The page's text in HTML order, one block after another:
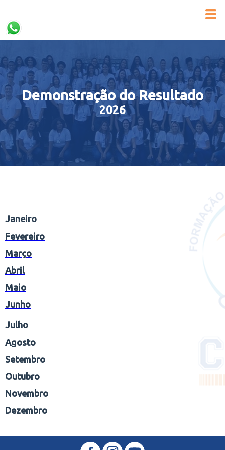
Demonstração do Resultado
2026
Janeiro
Fevereiro
Março
Abril
Maio
Junho
Julho
Agosto
Setembro
Outubro
Novembro
Dezembro